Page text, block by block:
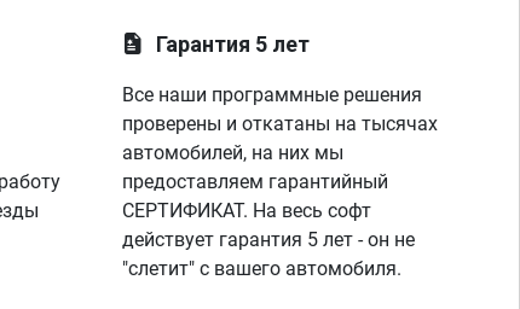
Гарантия 5 лет
Все наши программные решения
проверены и откатаны на тысячах
автомобилей, на них мы
предоставляем гарантийный
СЕРТИФИКАТ. На весь софт
действует гарантия 5 лет - он не
"слетит" с вашего автомобиля.